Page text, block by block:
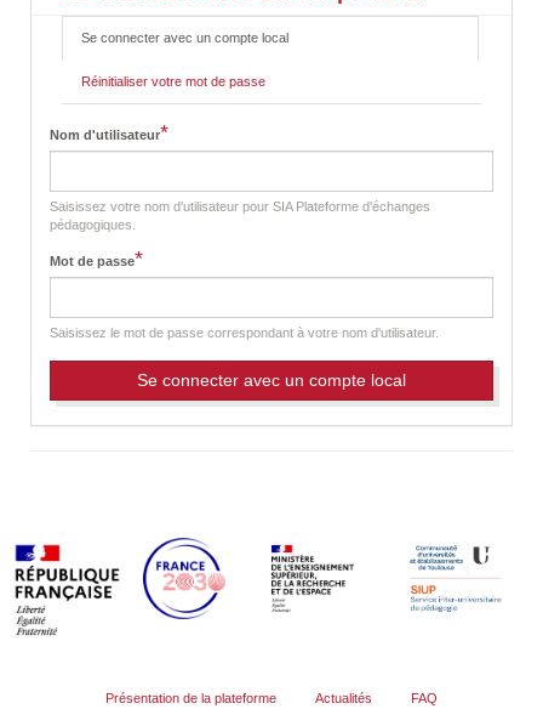
m
r
a
b
Se connecter avec un compte local
Réinitialiser votre mot de passe
Nom d'utilisateur*
Saisissez votre nom d'utilisateur pour SIA Plateforme d'échanges
pédagogiques.
Mot de passe*
Saisissez le mot de passe correspondant à votre nom d'utilisateur.
Présentation de la plateforme Actualités FAQ